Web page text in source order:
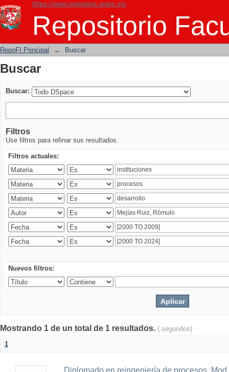
https://www.ingenieria.unam.mx
Repositorio
Buscar
RepoFI Principal → Buscar
Buscar
Buscar:
Filtros
Use filtros para refinar sus resultados.
Filtros actuales:
Nuevos filtros:
Mostrando 1 de un total de 1 resultados. ( segundos)
1
Diplomado en reingeniería de procesos.